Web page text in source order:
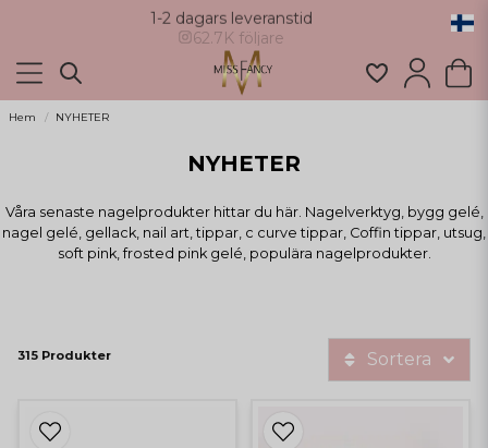
62.7K följare
Hem NYHETER
NYHETER
Våra senaste nagelprodukter hittar du här. Nagelverktyg, bygg gelé,
nagel gelé, gellack, nail art, tippar, c curve tippar, Coffin tippar, utsug,
soft pink, frosted pink gelé, populära nagelprodukter.
315 Produkter Sortera